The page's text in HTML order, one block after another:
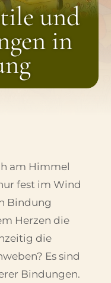
und
in
am Himmel
fest im Wind
Bindung
Herzen die
die
Es sind
Bindungen.